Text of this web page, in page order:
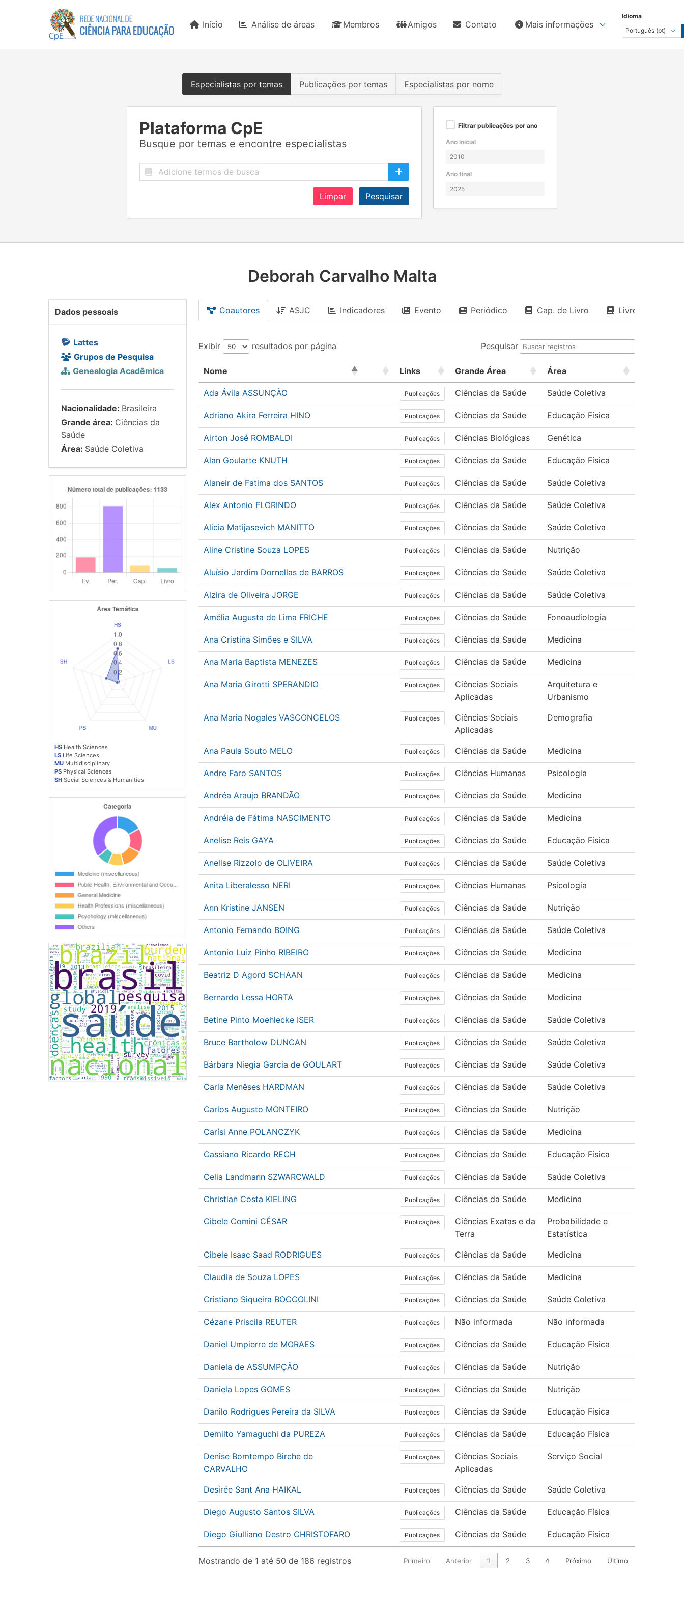
Início Análise de áreas Membros Amigos Contato Mais informações
Idioma
Especialistas por temas Publicações por temas Especialistas por nome
Plataforma CpE
Busque por temas e encontre especialistas
Limpar Pesquisar
Filtrar publicações por ano
Ano inicial
Ano final
Deborah Carvalho Malta
Dados pessoais
Lattes
Grupos de Pesquisa
Genealogia Acadêmica
Nacionalidade: Brasileira
Grande área: Ciências da
Saúde
Área: Saúde Coletiva
HS Health Sciences
LS Life Sciences
MU Multidisciplinary
PS Physical Sciences
SH Social Sciences & Humanities
Coautores ASJC Indicadores Evento Periódico Cap. de Livro Livro
Exibir resultados por página Pesquisar
Nome Links Grande Área Área
Ada Ávila ASSUNÇÃO Publicações Ciências da Saúde Saúde Coletiva
Adriano Akira Ferreira HINO Publicações Ciências da Saúde Educação Física
Airton José ROMBALDI Publicações Ciências Biológicas Genética
Alan Goularte KNUTH Publicações Ciências da Saúde Educação Física
Alaneir de Fatima dos SANTOS Publicações Ciências da Saúde Saúde Coletiva
Alex Antonio FLORINDO Publicações Ciências da Saúde Saúde Coletiva
Alicia Matijasevich MANITTO Publicações Ciências da Saúde Saúde Coletiva
Aline Cristine Souza LOPES Publicações Ciências da Saúde Nutrição
Aluísio Jardim Dornellas de BARROS Publicações Ciências da Saúde Saúde Coletiva
Alzira de Oliveira JORGE Publicações Ciências da Saúde Saúde Coletiva
Amélia Augusta de Lima FRICHE Publicações Ciências da Saúde Fonoaudiologia
Ana Cristina Simões e SILVA Publicações Ciências da Saúde Medicina
Ana Maria Baptista MENEZES Publicações Ciências da Saúde Medicina
Ana Maria Girotti SPERANDIO Publicações
Ciências Sociais
Aplicadas
Arquitetura e
Urbanismo
Ana Maria Nogales VASCONCELOS Publicações
Ciências Sociais
Aplicadas
Demografia
Ana Paula Souto MELO Publicações Ciências da Saúde Medicina
Andre Faro SANTOS Publicações Ciências Humanas Psicologia
Andréa Araujo BRANDÃO Publicações Ciências da Saúde Medicina
Andréia de Fátima NASCIMENTO Publicações Ciências da Saúde Medicina
Anelise Reis GAYA Publicações Ciências da Saúde Educação Física
Anelise Rizzolo de OLIVEIRA Publicações Ciências da Saúde Saúde Coletiva
Anita Liberalesso NERI Publicações Ciências Humanas Psicologia
Ann Kristine JANSEN Publicações Ciências da Saúde Nutrição
Antonio Fernando BOING Publicações Ciências da Saúde Saúde Coletiva
Antonio Luiz Pinho RIBEIRO Publicações Ciências da Saúde Medicina
Beatriz D Agord SCHAAN Publicações Ciências da Saúde Medicina
Bernardo Lessa HORTA Publicações Ciências da Saúde Medicina
Betine Pinto Moehlecke ISER Publicações Ciências da Saúde Saúde Coletiva
Bruce Bartholow DUNCAN Publicações Ciências da Saúde Saúde Coletiva
Bárbara Niegia Garcia de GOULART Publicações Ciências da Saúde Saúde Coletiva
Carla Menêses HARDMAN Publicações Ciências da Saúde Saúde Coletiva
Carlos Augusto MONTEIRO Publicações Ciências da Saúde Nutrição
Carísi Anne POLANCZYK Publicações Ciências da Saúde Medicina
Cassiano Ricardo RECH Publicações Ciências da Saúde Educação Física
Celia Landmann SZWARCWALD Publicações Ciências da Saúde Saúde Coletiva
Christian Costa KIELING Publicações Ciências da Saúde Medicina
Cibele Comini CÉSAR Publicações
Ciências Exatas e da
Terra
Probabilidade e
Estatística
Cibele Isaac Saad RODRIGUES Publicações Ciências da Saúde Medicina
Claudia de Souza LOPES Publicações Ciências da Saúde Medicina
Cristiano Siqueira BOCCOLINI Publicações Ciências da Saúde Saúde Coletiva
Cézane Priscila REUTER Publicações Não informada Não informada
Daniel Umpierre de MORAES Publicações Ciências da Saúde Educação Física
Daniela de ASSUMPÇÃO Publicações Ciências da Saúde Nutrição
Daniela Lopes GOMES Publicações Ciências da Saúde Nutrição
Danilo Rodrigues Pereira da SILVA Publicações Ciências da Saúde Educação Física
Demilto Yamaguchi da PUREZA Publicações Ciências da Saúde Educação Física
Denise Bomtempo Birche de
CARVALHO
Publicações
Ciências Sociais
Aplicadas
Serviço Social
Desirée Sant Ana HAIKAL Publicações Ciências da Saúde Saúde Coletiva
Diego Augusto Santos SILVA Publicações Ciências da Saúde Educação Física
Diego Giulliano Destro CHRISTOFARO Publicações Ciências da Saúde Educação Física
Mostrando de 1 até 50 de 186 registros Primeiro Anterior 1 2 3 4 Próximo Último